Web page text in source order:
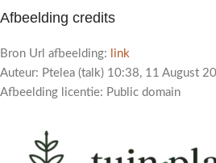
Afbeelding credits
Bron Url afbeelding:
link
Auteur: Ptelea (talk) 10:38, 11 August
Afbeelding licentie: Public domain